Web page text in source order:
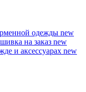
одежды new
на заказ new
и аксессуарах new